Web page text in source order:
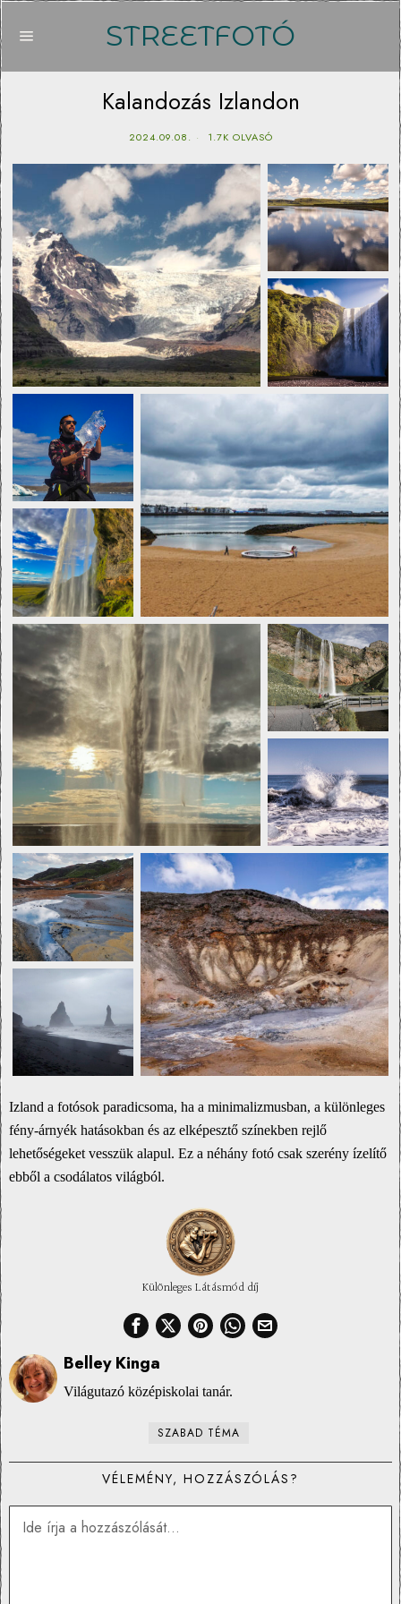
STREETFOTÓ
Kalandozás Izlandon
2024.09.08. 1.7K OLVASÓ
Izland a fotósok paradicsoma, ha a minimalizmusban, a különleges
fény-árnyék hatásokban és az elképesztő színekben rejlő
lehetőségeket vesszük alapul. Ez a néhány fotó csak szerény ízelítő
ebből a csodálatos világból.
Különleges Látásmód díj
Belley Kinga
Világutazó középiskolai tanár.
SZABAD TÉMA
VÉLEMÉNY, HOZZÁSZÓLÁS?